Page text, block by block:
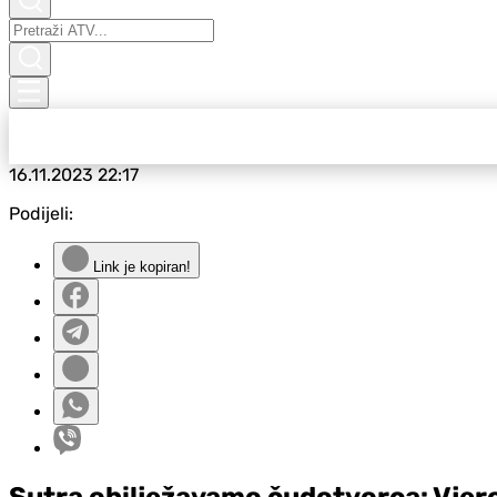
16.11.202322:17
Podijeli:
Link je kopiran!